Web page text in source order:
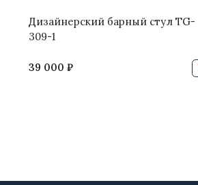
Дизайнерский барный стул TG-
309-1
39 000 ₽